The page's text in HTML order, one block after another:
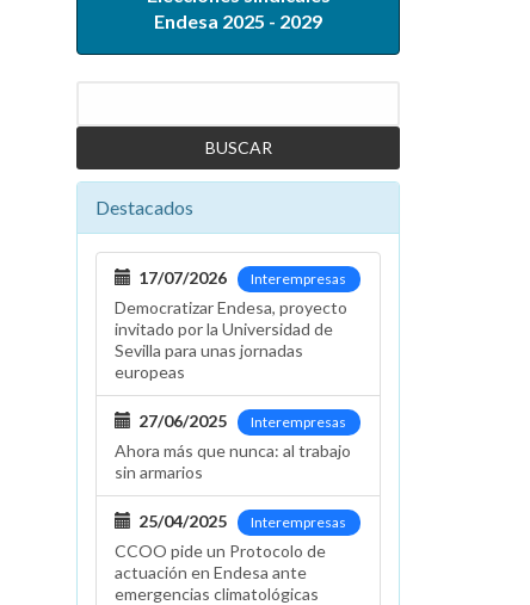
Endesa 2025 - 2029
Destacados
Interempresas
17/07/2026
Democratizar Endesa, proyecto
invitado por la Universidad de
Sevilla para unas jornadas
europeas
Interempresas
27/06/2025
Ahora más que nunca: al trabajo
sin armarios
Interempresas
25/04/2025
CCOO pide un Protocolo de
actuación en Endesa ante
emergencias climatológicas